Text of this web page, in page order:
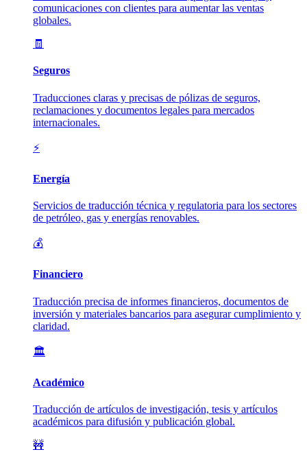
comunicaciones con clientes para aumentar las ventas
globales.
🧾
Seguros
Traducciones claras y precisas de pólizas de seguros,
reclamaciones y documentos legales para mercados
internacionales.
⚡
Energía
Servicios de traducción técnica y regulatoria para los sectores
de petróleo, gas y energías renovables.
💰
Financiero
Traducción precisa de informes financieros, documentos de
inversión y materiales bancarios para asegurar cumplimiento y
claridad.
🏛️
Académico
Traducción de artículos de investigación, tesis y artículos
académicos para difusión y publicación global.
🚧